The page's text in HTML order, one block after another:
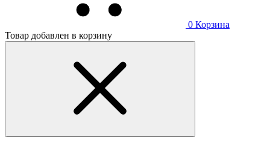
0 Корзина
Товар добавлен в корзину